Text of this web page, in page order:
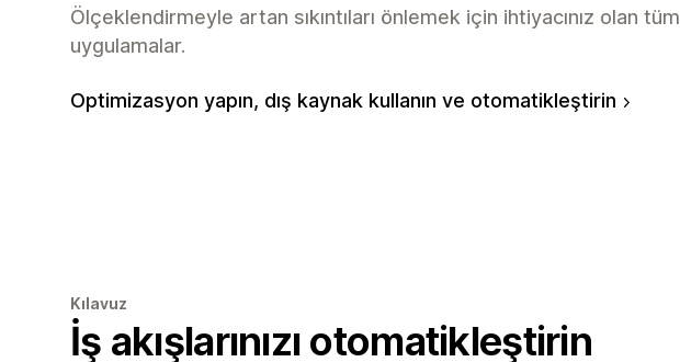
Ölçeklendirmeyle artan sıkıntıları önlemek için ihtiyacınız olan tüm
uygulamalar.
Optimizasyon yapın, dış kaynak kullanın ve otomatikleştirin
Kılavuz
İş akışlarınızı otomatikleştirin